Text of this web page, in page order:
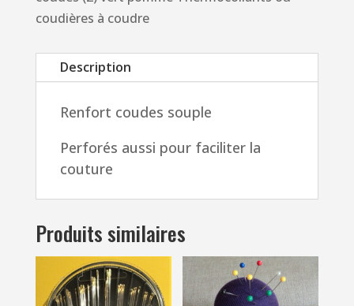
Thermocollants
où
coudières
coudières à coudre
Description
Renfort coudes souple
Perforés aussi pour faciliter la
couture
Produits similaires